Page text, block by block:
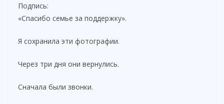
Подпись:
«Спасибо семье за поддержку».
Я сохранила эти фотографии.
Через три дня они вернулись.
Сначала были звонки.